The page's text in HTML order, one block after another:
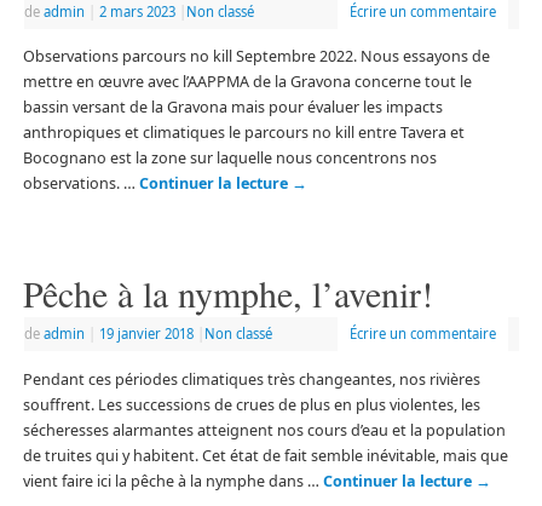
de admin 2 mars 2023 Non classé Écrire un commentaire
Observations parcours no kill Septembre 2022. Nous essayons de
mettre en œuvre avec l’AAPPMA de la Gravona concerne tout le
bassin versant de la Gravona mais pour évaluer les impacts
anthropiques et climatiques le parcours no kill entre Tavera et
Bocognano est la zone sur laquelle nous concentrons nos
observations. … Continuer la lecture →
Pêche à la nymphe, l’avenir!
de admin 19 janvier 2018 Non classé Écrire un commentaire
Pendant ces périodes climatiques très changeantes, nos rivières
souffrent. Les successions de crues de plus en plus violentes, les
sécheresses alarmantes atteignent nos cours d’eau et la population
de truites qui y habitent. Cet état de fait semble inévitable, mais que
vient faire ici la pêche à la nymphe dans … Continuer la lecture →